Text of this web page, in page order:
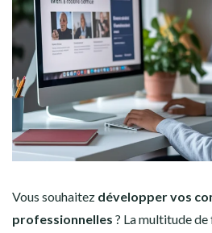
Vous souhaitez développer vos
professionnelles ? La multitude